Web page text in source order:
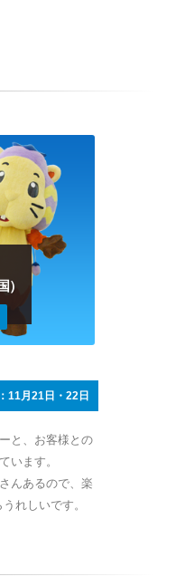
）
11月21日・22日
と、お客様との
います。
んあるので、楽
れしいです。